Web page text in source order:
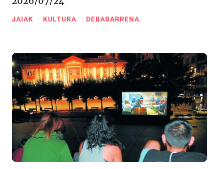
JAIAK KULTURA DEBABARRENA